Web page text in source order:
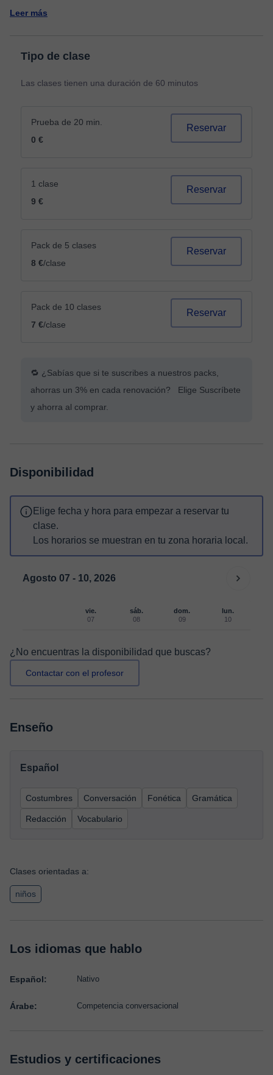
Leer más
Tipo de clase
Las clases tienen una duración de 60 minutos
Prueba de 20 min.
0 €
Reservar
1 clase
9 €
Reservar
Pack de 5 clases
8 €/clase
Reservar
Pack de 10 clases
7 €/clase
Reservar
🔁 ¿Sabías que si te suscribes a nuestros packs,
ahorras un 3% en cada renovación? Elige Suscríbete
y ahorra al comprar.
Disponibilidad
Elige fecha y hora para empezar a reservar tu
clase.
Los horarios se muestran en tu zona horaria local.
Agosto 07 - 10, 2026
vie.
07
sáb.
08
dom.
09
lun.
10
¿No encuentras la disponibilidad que buscas?
Contactar con el profesor
Enseño
Español
Costumbres Conversación Fonética Gramática
Redacción Vocabulario
Clases orientadas a:
niños
Los idiomas que hablo
Español: Nativo
Árabe: Competencia conversacional
Estudios y certificaciones